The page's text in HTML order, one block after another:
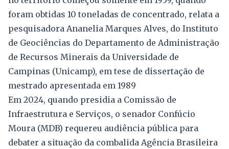
foram obtidas 10 toneladas de concentrado, relata a
pesquisadora Ananelia Marques Alves, do Instituto
de Geociências do Departamento de Administração
de Recursos Minerais da Universidade de
Campinas (Unicamp), em tese de dissertação de
mestrado apresentada em 1989
Em 2024, quando presidia a Comissão de
Infraestrutura e Serviços, o senador Confúcio
Moura (MDB) requereu audiência pública para
debater a situação da combalida Agência Brasileira